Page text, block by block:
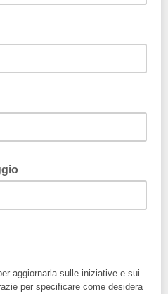
aggiornarla sulle iniziative e sui
per specificare come desidera